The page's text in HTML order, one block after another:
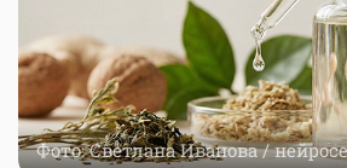
Фото: Светлана Иванова /